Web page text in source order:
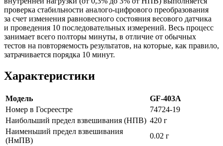
проверка стабильности аналого-цифрового преобразования
за счет изменения равновесного состояния весового датчика
и проведения 10 последовательных измерений. Весь процесс
занимает всего полторы минуты, в отличие от обычных
тестов на повторяемость результатов, на которые, как правило,
затрачивается порядка 10 минут.
Характеристики
Модель
GF-403A
Номер в Госреестре
74724-19
Наибольший предел взвешивания (НПВ) 420 г
Наименьший предел взвешивания
(НмПВ)
0.02 г